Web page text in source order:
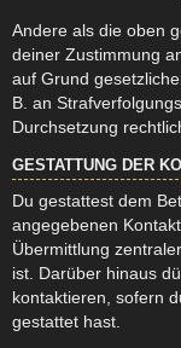
Andere als die oben
deiner Zustimmung
auf Grund
B. an
Durchsetzung
GESTATTUNG DER
Du gestattest dem
angegebenen
Übermittlung
ist. Darüber hinaus
kontaktieren, sofern
gestattet hast.